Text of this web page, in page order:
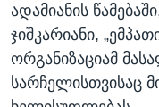
ადამიანის
ჯიშკარიანი,
ორგანიზაციამ
სარჩელისთვისაც